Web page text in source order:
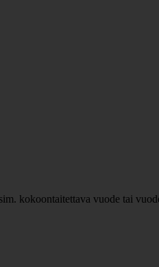
kokoontaitettava vuode tai